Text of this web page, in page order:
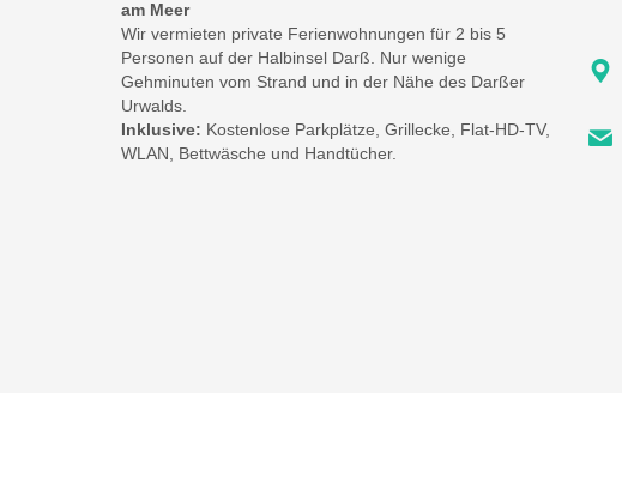
am Meer
Wir vermieten private Ferienwohnungen für 2 bis 5
Personen auf der Halbinsel Darß. Nur wenige
Gehminuten vom Strand und in der Nähe des Darßer
Urwalds.
Inklusive: Kostenlose Parkplätze, Grillecke, Flat-HD-TV,
WLAN, Bettwäsche und Handtücher.